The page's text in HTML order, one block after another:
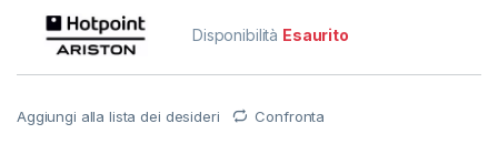
Disponibilità Esaurito
Aggiungi alla lista dei desideri Confronta